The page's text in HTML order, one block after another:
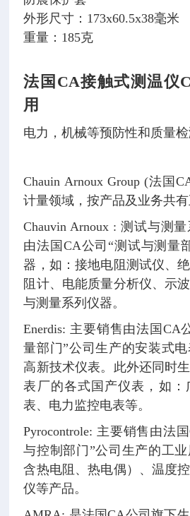
外形尺寸：173x60.5x38毫米
重量：185克
法国CA接触式测温仪
用
电力，机械等预防性和质量检
Chauin Arnoux Group (法国
计量领域，按产品及业务共有
Chauvin Arnoux : 测试与测
由法国CA公司“测试与测量
器，如：接地电阻测试仪、
阻计、电能质量分析仪、示
与测量系列仪器。
Enerdis: 主要销售由法国CA
量部门”公司生产的安装式
高新技术仪表。此外还同时
表厂的各式国产仪表，如：
表、电力监控电表等。
Pyrocontrole: 主要销售由法
与控制部门”公司生产的工
含热电阻、热电偶）、温度
仪等产品。